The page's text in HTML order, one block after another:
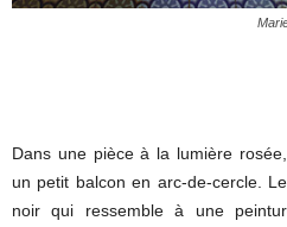
Dans une pièce à la lumière
un petit balcon en arc-de-cercle.
noir qui ressemble à une